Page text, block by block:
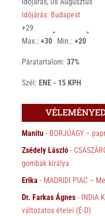
Időjárás: Budapest
+29
Max.: +30
°
Min.: +20
°
Páratartalom: 37%
Szél: ENE - 15 KPH
Manitu- BORJÚAGY –
Zsédely László-
gombák királya
Erika - MADRIDI PIAC –
Dr. Farkas Ágnes- INDIA
változatos ételei (É-D)